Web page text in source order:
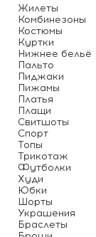
Жилеты
Комбинезоны
Костюмы
Куртки
Нижнее бельё
Пальто
Пиджаки
Пижамы
Платья
Плащи
Свитшоты
Спорт
Топы
Трикотаж
Футболки
Худи
Юбки
Шорты
Украшения
Браслеты